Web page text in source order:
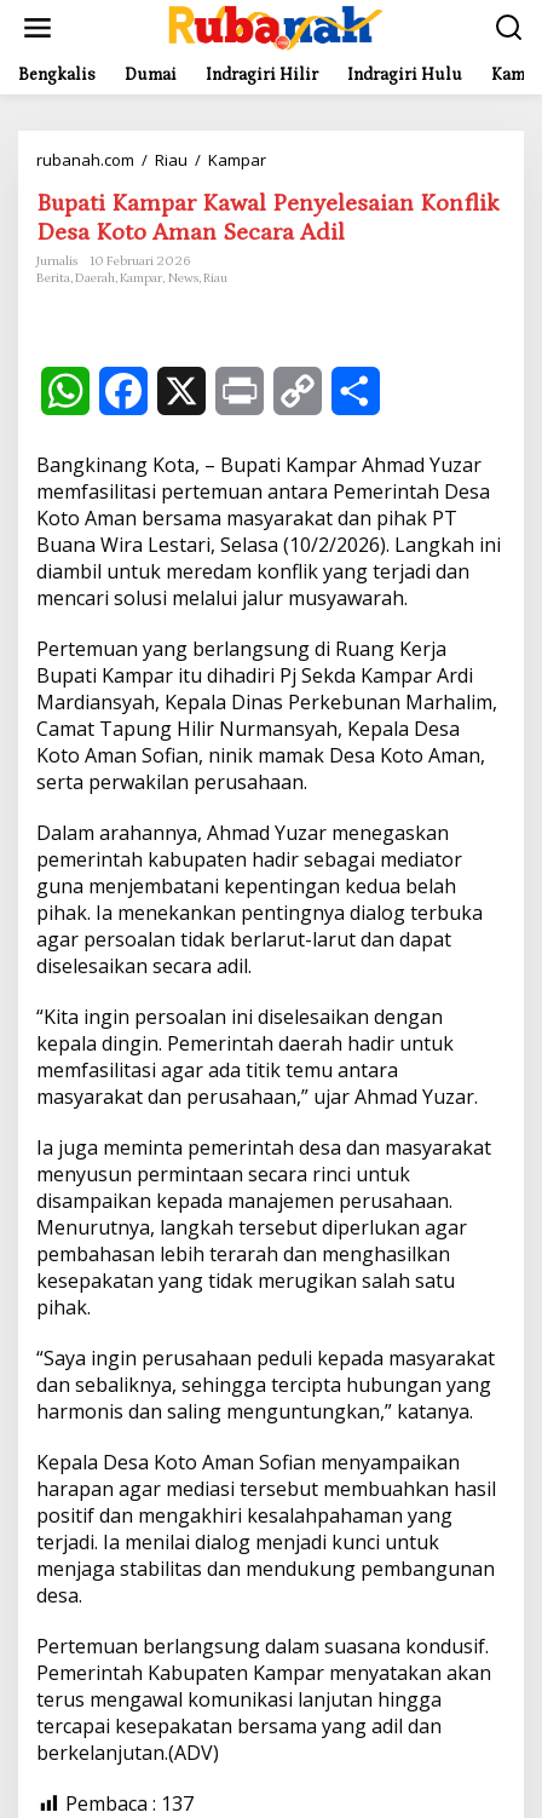
t
Bengkalis Dumai Indragiri Hilir Indragiri Hulu
rubanah.com / Riau / Kampar
p
a
t
a
w
a
P
e
n
y
e
s
a
i
a
n
K
n
f
l
i
k
D
a
K
o
t
o
m
a
n
S
e
c
r
d
Bupati Kampar Kawal Penyelesaian Konflik
Desa Koto Aman Secara Adil
Jurnalis
10 Februari 2026
Berita,Daerah,Kampar, News,Riau
W
a
t
s
p
p
c
e
b
o
k
n
t
p
y
L
n
k
a
r
e
Bangkinang Kota, – Bupati Kampar Ahmad Yuzar
memfasilitasi pertemuan antara Pemerintah Desa
Koto Aman bersama masyarakat dan pihak PT
Buana Wira Lestari, Selasa (10/2/2026). Langkah ini
diambil untuk meredam konflik yang terjadi dan
mencari solusi melalui jalur musyawarah.
Pertemuan yang berlangsung di Ruang Kerja
Bupati Kampar itu dihadiri Pj Sekda Kampar Ardi
Mardiansyah, Kepala Dinas Perkebunan Marhalim,
Camat Tapung Hilir Nurmansyah, Kepala Desa
Koto Aman Sofian, ninik mamak Desa Koto Aman,
serta perwakilan perusahaan.
Dalam arahannya, Ahmad Yuzar menegaskan
pemerintah kabupaten hadir sebagai mediator
guna menjembatani kepentingan kedua belah
pihak. Ia menekankan pentingnya dialog terbuka
agar persoalan tidak berlarut-larut dan dapat
diselesaikan secara adil.
“Kita ingin persoalan ini diselesaikan dengan
kepala dingin. Pemerintah daerah hadir untuk
memfasilitasi agar ada titik temu antara
masyarakat dan perusahaan,” ujar Ahmad Yuzar.
Ia juga meminta pemerintah desa dan masyarakat
menyusun permintaan secara rinci untuk
disampaikan kepada manajemen perusahaan.
Menurutnya, langkah tersebut diperlukan agar
pembahasan lebih terarah dan menghasilkan
kesepakatan yang tidak merugikan salah satu
pihak.
“Saya ingin perusahaan peduli kepada masyarakat
dan sebaliknya, sehingga tercipta hubungan yang
harmonis dan saling menguntungkan,” katanya.
Kepala Desa Koto Aman Sofian menyampaikan
harapan agar mediasi tersebut membuahkan hasil
positif dan mengakhiri kesalahpahaman yang
terjadi. Ia menilai dialog menjadi kunci untuk
menjaga stabilitas dan mendukung pembangunan
desa.
Pertemuan berlangsung dalam suasana kondusif.
Pemerintah Kabupaten Kampar menyatakan akan
terus mengawal komunikasi lanjutan hingga
tercapai kesepakatan bersama yang adil dan
berkelanjutan.(ADV)
Pembaca : 137